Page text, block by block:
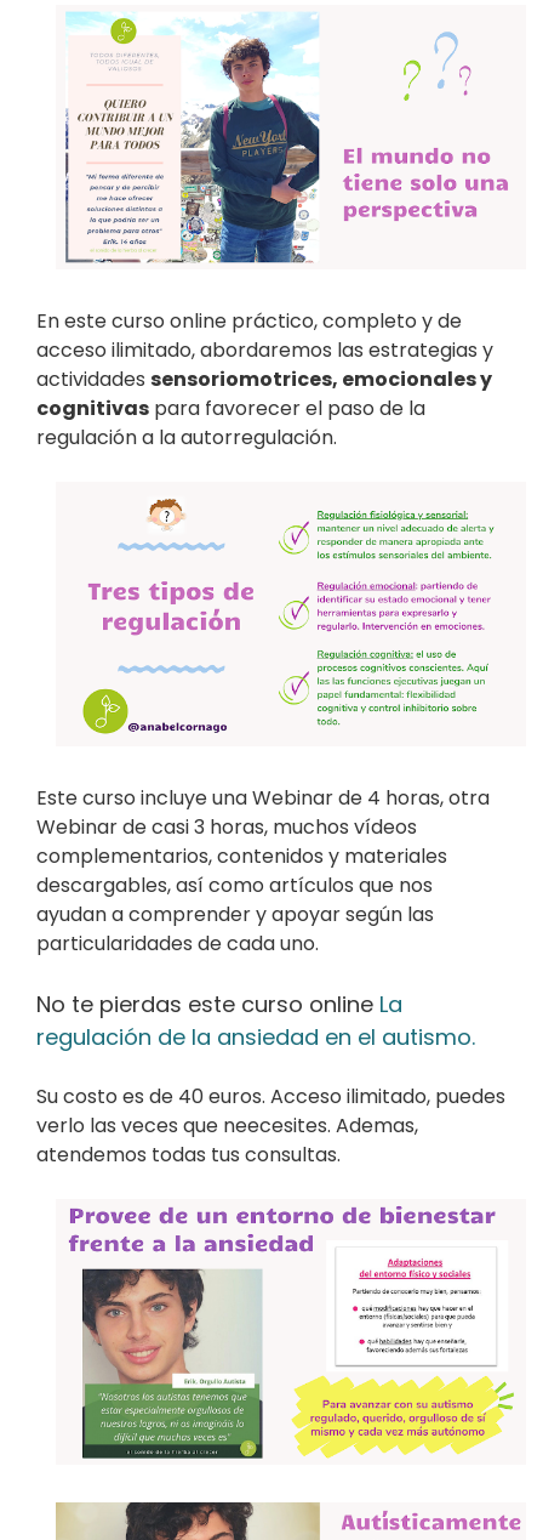
En este curso online práctico, completo y de
acceso ilimitado, abordaremos las estrategias y
actividades sensoriomotrices, emocionales y
cognitivas para favorecer el paso de la
regulación a la autorregulación.
Este curso incluye una Webinar de 4 horas, otra
Webinar de casi 3 horas, muchos vídeos
complementarios, contenidos y materiales
descargables, así como artículos que nos
ayudan a comprender y apoyar según las
particularidades de cada uno.
No te pierdas este curso online La
regulación de la ansiedad en el autismo.
Su costo es de 40 euros. Acceso ilimitado, puedes
verlo las veces que neecesites. Ademas,
atendemos todas tus consultas.